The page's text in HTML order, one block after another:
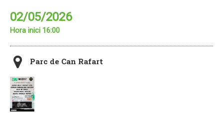
02/05/2026
Hora inici 16:00
Parc de Can Rafart